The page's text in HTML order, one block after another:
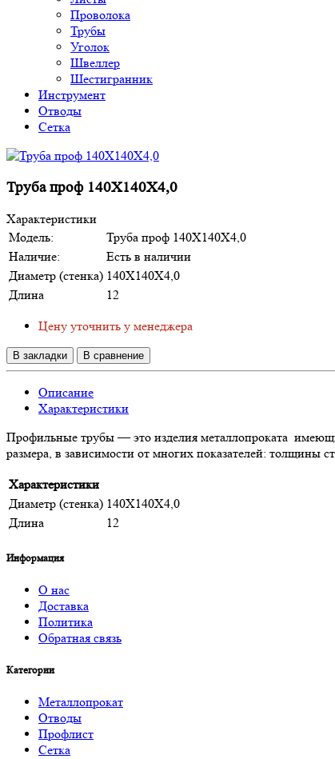
Проволока
Трубы
Уголок
Швеллер
Шестигранник
Инструмент
Отводы
Сетка
Труба проф 140Х140Х4,0
Характеристики
Модель:
Труба проф 140Х140Х4,0
Наличие:
Есть в наличии
Диаметр (стенка) 140Х140Х4,0
Длина
12
Цену уточнить у менеджера
В закладки В сравнение
Описание
Характеристики
Профильные трубы — это изделия металлопроката
размера, в зависимости от многих показателей: толщины
Характеристики
Диаметр (стенка) 140Х140Х4,0
Длина
12
Информация
О нас
Доставка
Политика
Обратная связь
Категории
Металлопрокат
Отводы
Профлист
Сетка